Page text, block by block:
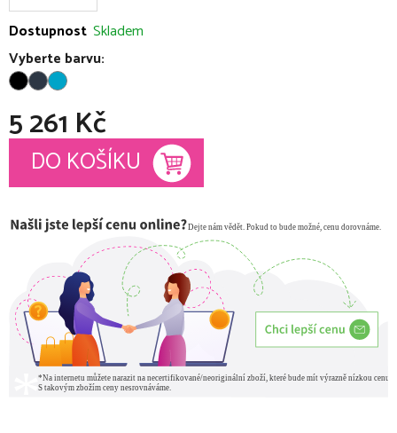
Dostupnost Skladem
Vyberte barvu:
5 261 Kč
Měrná cena:
DO KOŠÍKU